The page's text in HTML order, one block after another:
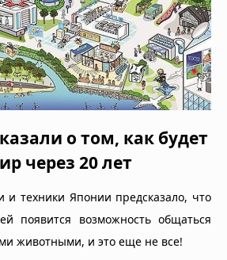
о том, как будет
через 20 лет
и техники Японии предсказало, что
появится возможность общаться
животными, и это еще не все!